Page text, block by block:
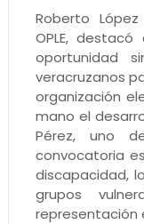
Roberto
OPLE,
oportunidad
veracruzanos
organización
mano el
Pérez, uno
convocatoria
discapacidad,
grupos
representación